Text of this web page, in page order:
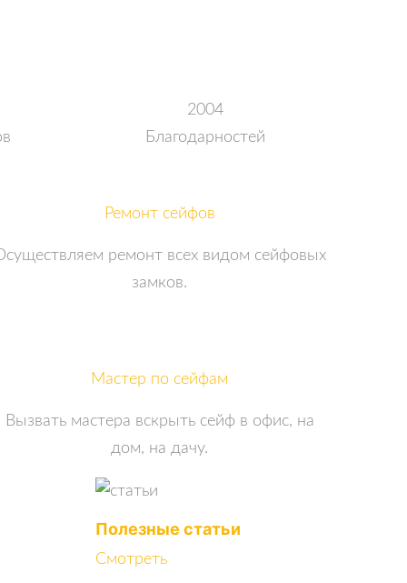
2004
Благодарностей
Ремонт сейфов
ремонт всех видом сейфовых
замков.
Мастер по сейфам
Вызвать мастера вскрыть сейф в офис, на
дом, на дачу.
Полезные статьи
Смотреть